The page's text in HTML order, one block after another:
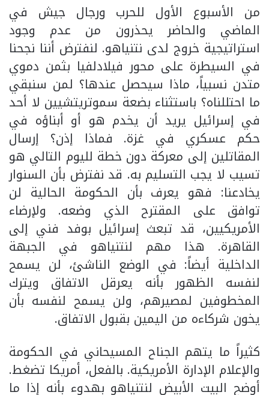
من الأسبوع الأول للحرب ورجال جيش في
الماضي والحاضر يحذرون من عدم وجود
استراتيجية خروج لدى نتنياهو. لنفترض أننا نجحنا
في السيطرة على محور فيلادلفيا بثمن دموي
متدن نسبياً، ماذا سيحصل عندها؟ لمن سنبقي
ما احتللناه؟ باستثناء بضعة سموتريتشيين لا أحد
في إسرائيل يريد أن يخدم هو أو أبناؤه في
حكم عسكري في غزة. فماذا إذن؟ إرسال
المقاتلين إلى معركة دون خطة لليوم التالي هو
تسيب لا يجب التسليم به. قد نفترض بأن السنوار
يخادعنا: فهو يعرف بأن الحكومة الحالية لن
توافق على المقترح الذي وضعه. ولإرضاء
الأمريكيين، قد تبعث إسرائيل بوفد فني إلى
القاهرة. هذا مهم لنتنياهو في الجبهة
الداخلية أيضاً: في الوضع الناشئ، لن يسمح
لنفسه الظهور بأنه يعرقل الاتفاق ويترك
المخطوفين لمصيرهم، ولن يسمح لنفسه بأن
يخون شركاءه من اليمين بقبول الاتفاق.
كثيراً ما يتهم الجناح المسيحاني في الحكومة
والإعلام الإدارة الأمريكية. بالفعل، أمريكا تضغط.
أوضح البيت الأبيض لنتنياهو بهدوء بأنه إذا ما